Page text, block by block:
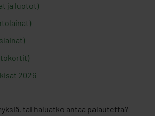
ja luotot)
2026
tai haluatko antaa palautetta?